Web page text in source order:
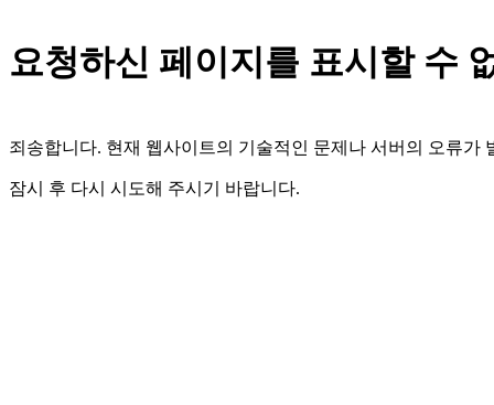
요청하신 페이지를 표시할 수
죄송합니다. 현재 웹사이트의 기술적인 문제나 서버의 오류가
잠시 후 다시 시도해 주시기 바랍니다.